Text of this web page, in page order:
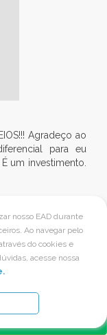
Agradeço ao
para eu
um investimento.
nosso EAD durante
Ao navegar pelo
do cookies e
acesse nossa